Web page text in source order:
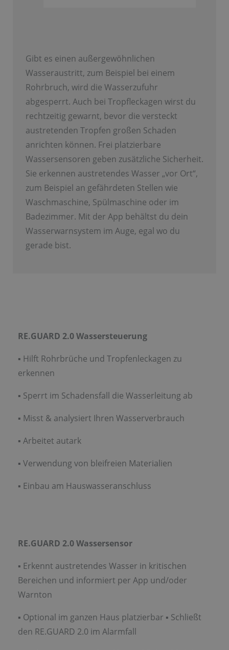
Gibt es einen außergewöhnlichen
Wasseraustritt, zum Beispiel bei einem
Rohrbruch, wird die Wasserzufuhr
abgesperrt. Auch bei Tropfleckagen wirst du
rechtzeitig gewarnt, bevor die versteckt
austretenden Tropfen großen Schaden
anrichten können. Frei platzierbare
Wassersensoren geben zusätzliche Sicherheit.
Sie erkennen austretendes Wasser „vor Ort“,
zum Beispiel an gefährdeten Stellen wie
Waschmaschine, Spülmaschine oder im
Badezimmer. Mit der App behältst du dein
Wasserwarnsystem im Auge, egal wo du
gerade bist.
RE.GUARD 2.0 Wassersteuerung
▪ Hilft Rohrbrüche und Tropfenleckagen zu
erkennen
▪ Sperrt im Schadensfall die Wasserleitung ab
▪ Misst & analysiert Ihren Wasserverbrauch
▪ Arbeitet autark
▪ Verwendung von bleifreien Materialien
▪ Einbau am Hauswasseranschluss
RE.GUARD 2.0 Wassersensor
▪ Erkennt austretendes Wasser in kritischen
Bereichen und informiert per App und/oder
Warnton
▪ Optional im ganzen Haus platzierbar ▪ Schließt
den RE.GUARD 2.0 im Alarmfall